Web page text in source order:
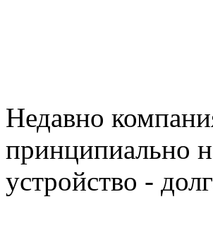
Недавно
принципиально
устройство -